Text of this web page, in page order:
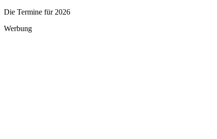
Die Termine für 2026
Werbung